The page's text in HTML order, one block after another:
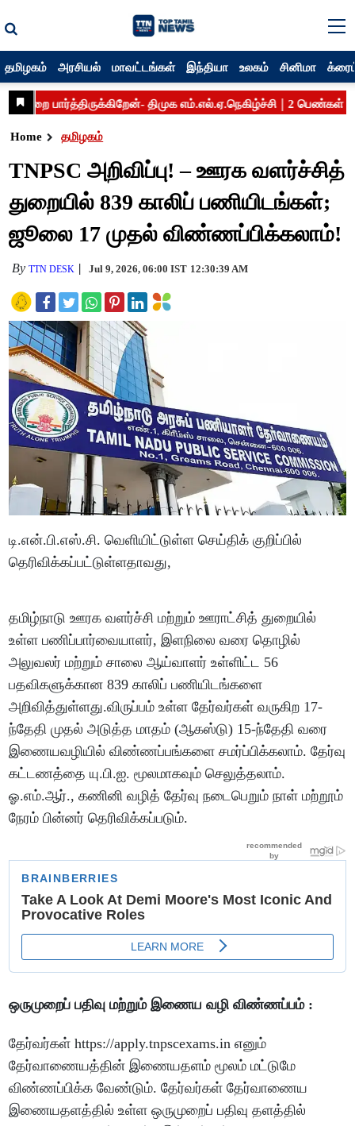
தமிழகம் அரசியல் மாவட்டங்கள் இந்தியா உலகம் சினிமா
Home தமிழகம்
TNPSC அறிவிப்பு! – ஊரக வளர்ச்சித்
துறையில் 839 காலிப் பணியிடங்கள்;
ஜூலை 17 முதல் விண்ணப்பிக்கலாம்!
ByTTN DESK Jul 9, 2026, 06:00 IST 12:30:39 AM
டி.என்.பி.எஸ்.சி. வெளியிட்டுள்ள செய்திக் குறிப்பில்
தெரிவிக்கப்பட்டுள்ளதாவது,
தமிழ்நாடு ஊரக வளர்ச்சி மற்றும் ஊராட்சித் துறையில்
உள்ள பணிப்பார்வையாளர், இளநிலை வரை தொழில்
அலுவலர் மற்றும் சாலை ஆய்வாளர் உள்ளிட்ட 56
பதவிகளுக்கான 839 காலிப் பணியிடங்களை
அறிவித்துள்ளது.விருப்பம் உள்ள தேர்வர்கள் வருகிற 17-
ந்தேதி முதல் அடுத்த மாதம் (ஆகஸ்டு) 15-ந்தேதி வரை
இணையவழியில் விண்ணப்பங்களை சமர்ப்பிக்கலாம். தேர்வு
கட்டணத்தை யு.பி.ஐ. மூலமாகவும் செலுத்தலாம்.
ஓ.எம்.ஆர்., கணினி வழித் தேர்வு நடைபெறும் நாள் மற்றூம்
நேரம் பின்னர் தெரிவிக்கப்படும்.
ஒருமுறைப் பதிவு மற்றும் இணைய வழி விண்ணப்பம் :
தேர்வர்கள் https://apply.tnpscexams.in எனும்
தேர்வாணையத்தின் இணையதளம் மூலம் மட்டுமே
விண்ணப்பிக்க வேண்டும். தேர்வர்கள் தேர்வாணைய
இணையதளத்தில் உள்ள ஒருமுறைப் பதிவு தளத்தில்